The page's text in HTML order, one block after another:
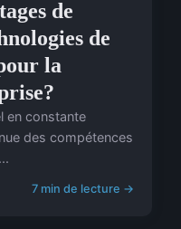
de
de
la
en constante
des compétences
7 min de lecture →